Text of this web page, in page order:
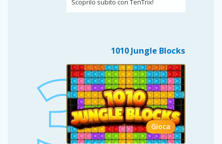
1010 Jungle Blocks
Gioca